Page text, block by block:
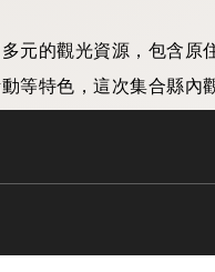
元的觀光資源，包含
等特色，這次集合縣